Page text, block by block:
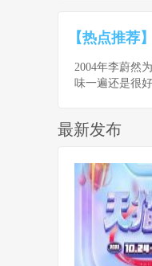
【热点推荐】
2004年李蔚然
味一遍还是很
最新发布